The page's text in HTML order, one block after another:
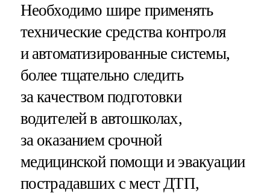
Необходимо шире применять
технические средства контроля
и автоматизированные системы,
более тщательно следить
за качеством подготовки
водителей в автошколах,
за оказанием срочной
медицинской помощи и эвакуации
пострадавших с мест ДТП,